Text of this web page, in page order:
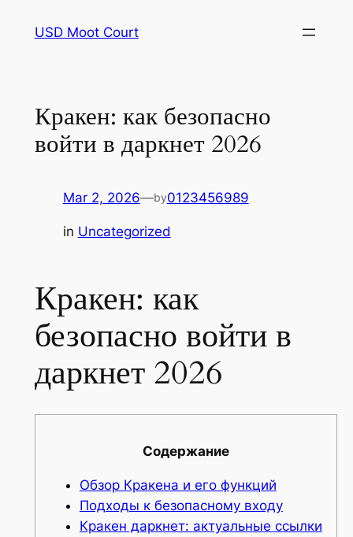
USD Moot Court
Кракен: как безопасно
войти в даркнет 2026
Mar 2, 2026—by0123456989
in Uncategorized
Кракен: как
безопасно войти в
даркнет 2026
Содержание
Обзор Кракена и его функций
Подходы к безопасному входу
Кракен даркнет: актуальные ссылки